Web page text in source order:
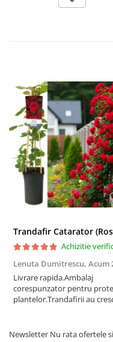
Achizitie
Lenuta Dumitrescu, Acum
Livrare rapida.Ambalaj
corespunzator pentru
plantelor.Trandafirii au
Newsletter Nu rata ofertele